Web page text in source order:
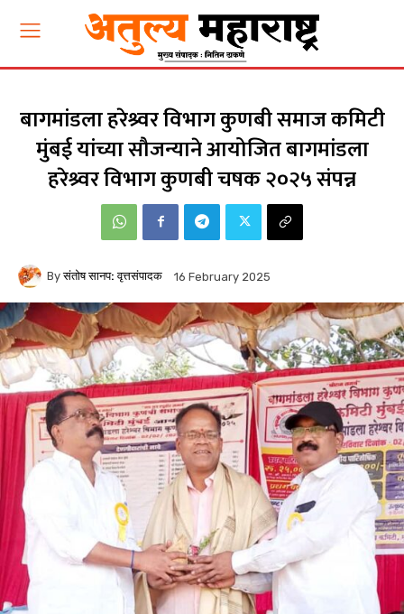
बागमांडला हरेश्र्वर विभाग कुणबी समाज कमिटी
मुंबई यांच्या सौजन्याने आयोजित बागमांडला
हरेश्र्वर विभाग कुणबी चषक २०२५ संपन्न
By संतोष सानप: वृत्तसंपादक 16 February 2025